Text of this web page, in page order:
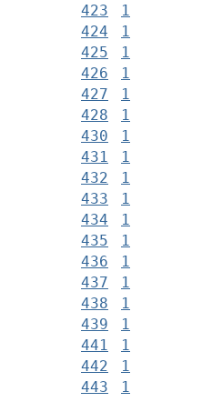
423
1
424
1
425
1
426
1
427
1
428
1
430
1
431
1
432
1
433
1
434
1
435
1
436
1
437
1
438
1
439
1
441
1
442
1
443
1